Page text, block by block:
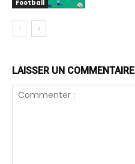
Football
LAISSER UN COMMENTAIRE